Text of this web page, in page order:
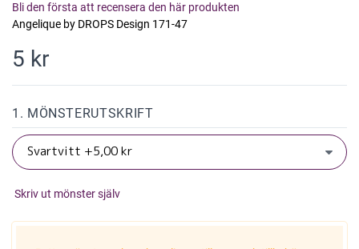
Bli den första att recensera den här produkten
Angelique by DROPS Design 171-47
5 kr
1. MÖNSTERUTSKRIFT
Skriv ut mönster själv